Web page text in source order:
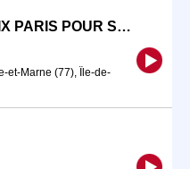
Conducteur PL (F/H) CITAIX PARIS POUR SEPTEMBRE 2026
et-Marne (77), Île-de-